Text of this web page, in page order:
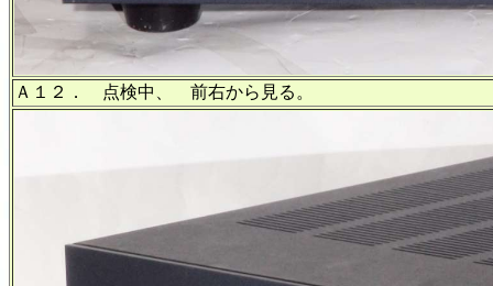
Ａ１２． 点検中、 前右から見る。